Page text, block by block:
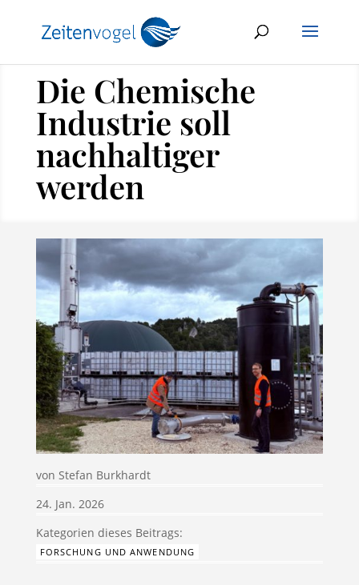
Die Chemische
Industrie soll
nachhaltiger
werden
von Stefan Burkhardt
24. Jan. 2026
FORSCHUNG UND ANWENDUNG